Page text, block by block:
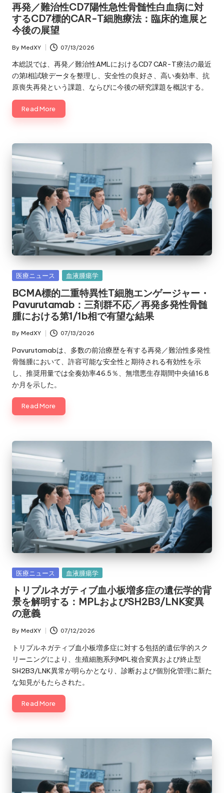
再発／難治性CD7陽性急性骨髄性白血病に対
するCD7標的CAR-T細胞療法：臨床的進展と
今後の展望
Posted
by
By MedXY 07/13/2026
本総説では、再発／難治性AMLにおけるCD7 CAR-T療法の最近
の第I相試験データを整理し、安全性の良好さ、高い奏効率、抗
原喪失再発という課題、ならびに今後の研究課題を概説する。
Read More
Posted
医療ニュース 血液腫瘍学
BCMA標的二重特異性T細胞エンゲージャー・
Pavurutamab：三剤群不応／再発多発性骨髄
腫における第1/1b相で有望な結果
Posted
by
By MedXY 07/13/2026
Pavurutamabは、多数の前治療歴を有する再発／難治性多発性
骨髄腫において、許容可能な安全性と期待される有効性を示
し、推奨用量では全奏効率46.5％、無増悪生存期間中央値16.8
か月を示した。
Read More
Posted
医療ニュース 血液腫瘍学
トリプルネガティブ血小板増多症の遺伝学的背
景を解明する：MPLおよびSH2B3/LNK変異
の意義
Posted
by
By MedXY 07/12/2026
トリプルネガティブ血小板増多症に対する包括的遺伝学的スク
リーニングにより、生殖細胞系列MPL複合変異および終止型
SH2B3/LNK異常が明らかとなり、診断および個別化管理に新た
な知見がもたらされた。
Read More